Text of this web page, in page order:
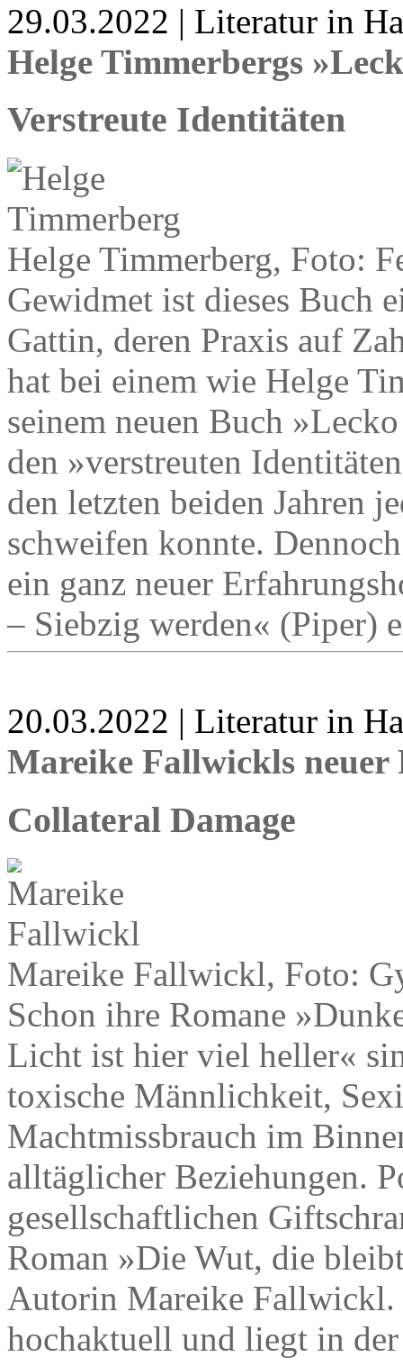
29.03.2022 | Literatur in
Helge Timmerbergs
Verstreute Identitäten
Helge Timmerberg, Foto:
Gewidmet ist dieses Buch
Gattin, deren Praxis auf
hat bei einem wie Helge
seinem neuen Buch
den »verstreuten
den letzten beiden Jahren
schweifen konnte.
ein ganz neuer
– Siebzig werden« (Piper)
20.03.2022 | Literatur in
Mareike Fallwickls neuer
Collateral Damage
Mareike Fallwickl, Foto:
Schon ihre Romane
Licht ist hier viel heller«
toxische Männlichkeit,
Machtmissbrauch im
alltäglicher Beziehungen.
gesellschaftlichen
Roman »Die Wut, die
Autorin Mareike Fallwickl.
hochaktuell und liegt in